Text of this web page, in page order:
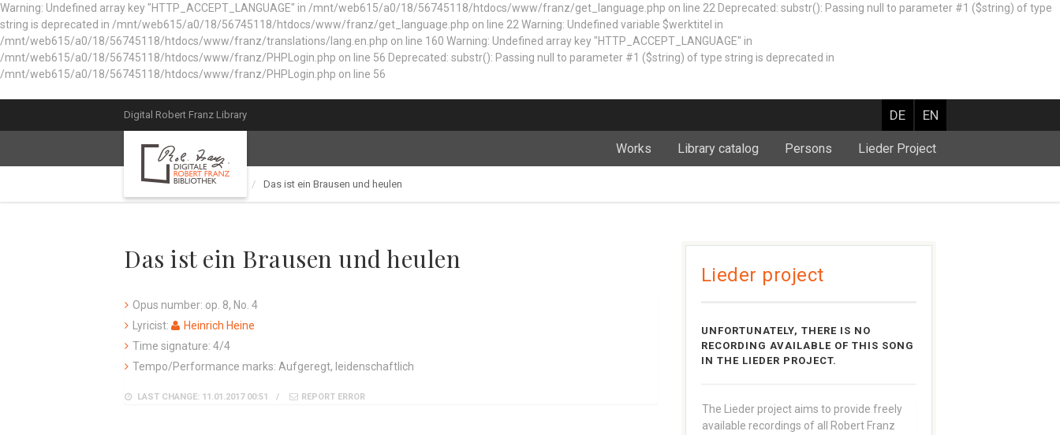
Warning: Undefined array key "HTTP_ACCEPT_LANGUAGE" in /mnt/web615/a0/18/56745118/htdocs/www/franz/get_language.php on line 22 Deprecated: substr(): Passing null to parameter #1 ($string) of type
string is deprecated in /mnt/web615/a0/18/56745118/htdocs/www/franz/get_language.php on line 22 Warning: Undefined variable $werktitel in
/mnt/web615/a0/18/56745118/htdocs/www/franz/translations/lang.en.php on line 160 Warning: Undefined array key "HTTP_ACCEPT_LANGUAGE" in
/mnt/web615/a0/18/56745118/htdocs/www/franz/PHPLogin.php on line 56 Deprecated: substr(): Passing null to parameter #1 ($string) of type string is deprecated in
/mnt/web615/a0/18/56745118/htdocs/www/franz/PHPLogin.php on line 56
Digital Robert Franz Library DE EN
Works Library catalog Persons Lieder Project
Catalog of works Das ist ein Brausen und heulen
Das ist ein Brausen und heulen
Opus number: op. 8, No. 4
Lyricist:
Heinrich Heine
Time signature: 4/4
Tempo/Performance marks: Aufgeregt, leidenschaftlich
LAST CHANGE: 11.01.2017 00:51 REPORT ERROR
Lieder project
UNFORTUNATELY, THERE IS NO
RECORDING AVAILABLE OF THIS SONG
IN THE LIEDER PROJECT.
The Lieder project aims to provide freely
available recordings of all Robert Franz